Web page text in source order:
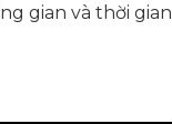
gian và thời gian